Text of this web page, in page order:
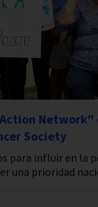
Network"
Society
para influir en la
una prioridad